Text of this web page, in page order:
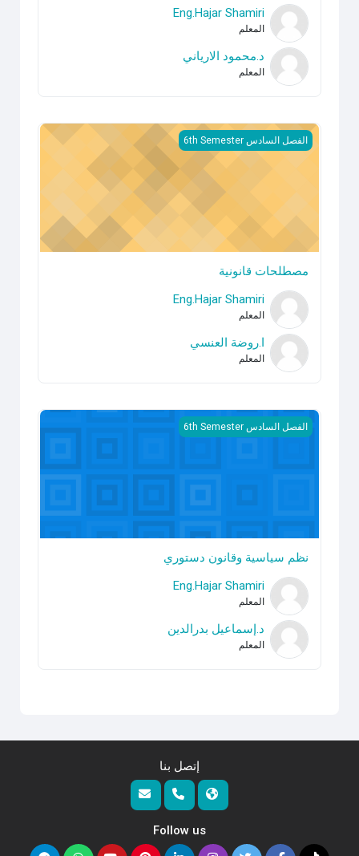
Eng.Hajar Shamiri
المعلم
د.محمود الارياني
المعلم
مصطلحات قانونية
الفصل السادس 6th Semester
مصطلحات قانونية
Eng.Hajar Shamiri
المعلم
ا.روضة العنسي
المعلم
نظم سياسية وقانون دستوري
الفصل السادس 6th Semester
نظم سياسية وقانون دستوري
Eng.Hajar Shamiri
المعلم
د.إسماعيل بدرالدين
المعلم
إتصل بنا
Follow us